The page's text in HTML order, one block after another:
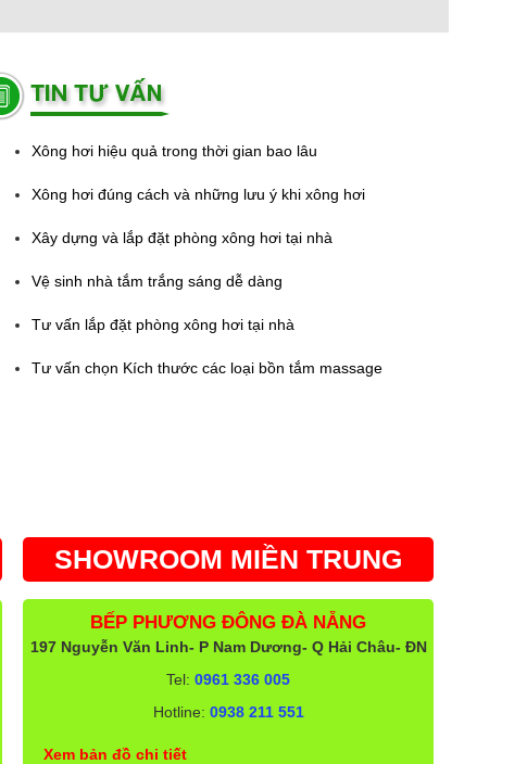
Xông hơi hiệu quả trong thời gian bao lâu
Xông hơi đúng cách và những lưu ý khi xông hơi
Xây dựng và lắp đặt phòng xông hơi tại nhà
Vệ sinh nhà tắm trắng sáng dễ dàng
Tư vấn lắp đặt phòng xông hơi tại nhà
Tư vấn chọn Kích thước các loại bồn tắm massage
SHOWROOM MIỀN TRUNG
BẾP PHƯƠNG ĐÔNG ĐÀ NẴNG
197 Nguyễn Văn Linh- P Nam Dương- Q Hải Châu- ĐN
Tel:0961 336 005
Hotline: 0938 211 551
Xem bản đồ chi tiết